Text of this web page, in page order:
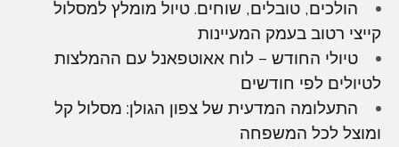
הולכים, טובלים, שוחים. טיול מומלץ למסלול
קייצי רטוב בעמק המעיינות
טיולי החודש – לוח אאוטפאנל עם ההמלצות
לטיולים לפי חודשים
התעלומה המדעית של צפון הגולן: מסלול קל
ומוצל לכל המשפחה